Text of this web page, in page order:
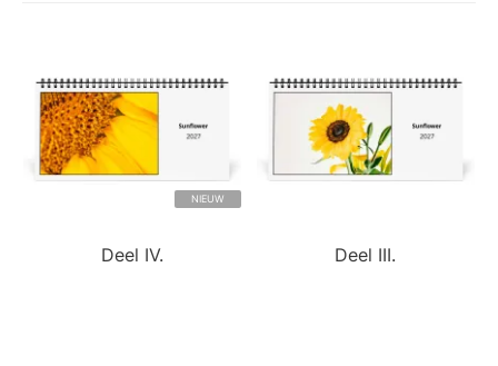
NIEUW
Deel IV. Deel III.